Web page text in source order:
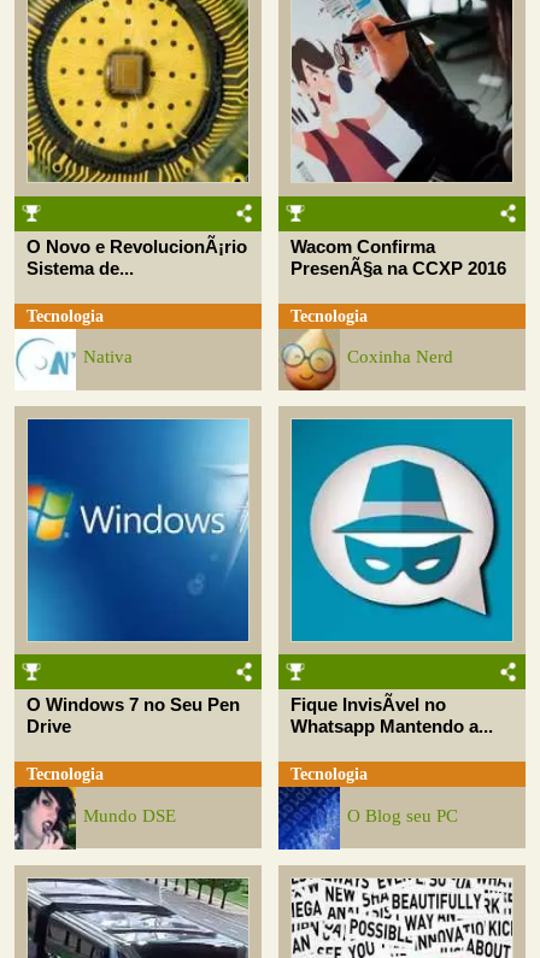
O Novo e RevolucionÃ¡rio
Sistema de...
Tecnologia
Nativa
Wacom Confirma
PresenÃ§a na CCXP 2016
Tecnologia
Coxinha Nerd
O Windows 7 no Seu Pen
Drive
Tecnologia
Mundo DSE
Fique InvisÃ­vel no
Whatsapp Mantendo a...
Tecnologia
O Blog seu PC